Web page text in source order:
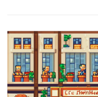
СВОЙСТВА МЕТАЛЛОВ
СТАТЬИ